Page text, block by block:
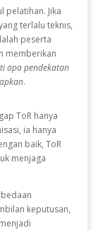
pelatihan. Jika
terlalu teknis,
peserta
memberikan
apa pendekatan
.
ToR hanya
ia hanya
baik, ToR
menjaga
keputusan,